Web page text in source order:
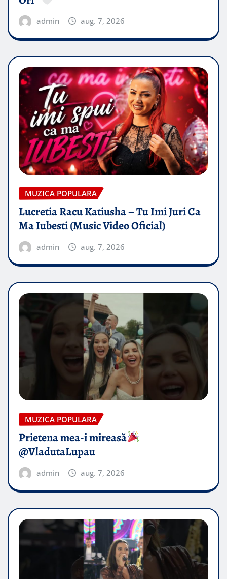
admin aug. 7, 2026
MUZICA POPULARA
Lucretia Racu Katiusha – Tu Imi Juri Ca
Ma Iubesti (Music Video Oficial)
admin aug. 7, 2026
MUZICA POPULARA
Prietena mea-i mireasă​
@VladutaLupau
admin aug. 7, 2026